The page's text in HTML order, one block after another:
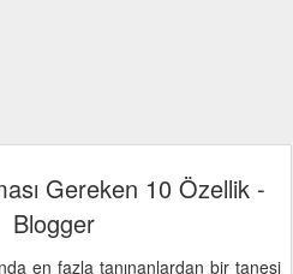
Gereken 10 Özellik -
Blogger
en fazla tanınanlardan bir tanesi